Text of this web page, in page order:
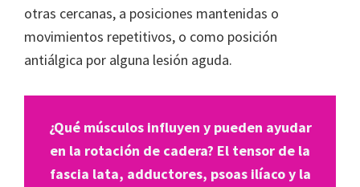
otras cercanas, a posiciones mantenidas o
movimientos repetitivos, o como posición
antiálgica por alguna lesión aguda.
¿Qué músculos influyen y pueden ayudar
en la rotación de cadera? El tensor de la
fascia lata, adductores, psoas ilíaco y la